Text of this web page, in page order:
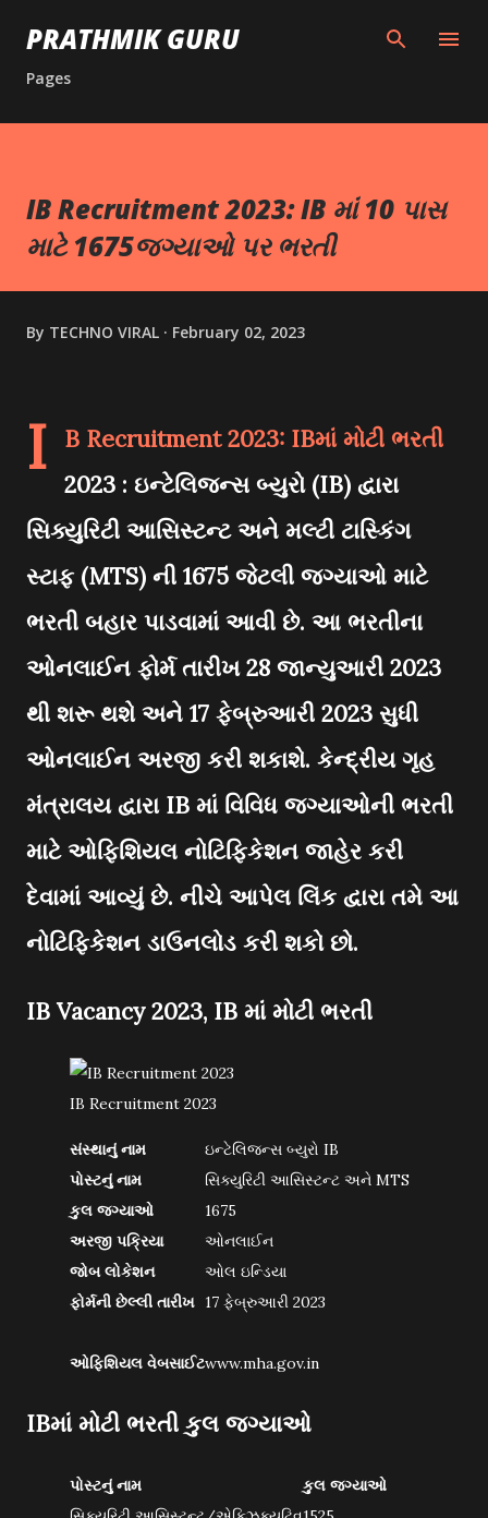
Skip to main content
PRATHMIK GURU
Pages
IB Recruitment 2023: IB માં 10 પાસ
માટે 1675જગ્યાઓ પર ભરતી
By TECHNO VIRAL February 02, 2023
I
B Recruitment 2023: IBમાં મોટી ભરતી
2023 : ઇન્ટેલિજન્સ બ્યુરો (IB) દ્વારા
સિક્યુરિટી આસિસ્ટન્ટ અને મલ્ટી ટાસ્કિંગ
સ્ટાફ (MTS) ની 1675 જેટલી જગ્યાઓ માટે
ભરતી બહાર પાડવામાં આવી છે. આ ભરતીના
ઓનલાઈન ફોર્મ તારીખ 28 જાન્યુઆરી 2023
થી શરૂ થશે અને 17 ફેબ્રુઆરી 2023 સુધી
ઓનલાઈન અરજી કરી શકાશે. કેન્દ્રીય ગૃહ
મંત્રાલય દ્વારા IB માં વિવિધ જગ્યાઓની ભરતી
માટે ઓફિશિયલ નોટિફિકેશન જાહેર કરી
દેવામાં આવ્યું છે. નીચે આપેલ લિંક દ્વારા તમે આ
નોટિફિકેશન ડાઉનલોડ કરી શકો છો.
IB Vacancy 2023, IB માં મોટી ભરતી
IB Recruitment 2023
સંસ્થાનું નામ
ઇન્ટેલિજન્સ બ્યુરો IB
પોસ્ટનું નામ
સિક્યુરિટી આસિસ્ટન્ટ અને MTS
કુલ જગ્યાઓ
1675
અરજી પક્રિયા
ઓનલાઈન
જોબ લોકેશન
ઓલ ઇન્ડિયા
ફોર્મની છેલ્લી તારીખ 17 ફેબ્રુઆરી 2023
ઓફિશિયલ વેબસાઈટwww.mha.gov.in
IBમાં મોટી ભરતી કુલ જગ્યાઓ
પોસ્ટનું નામ
કુલ જગ્યાઓ